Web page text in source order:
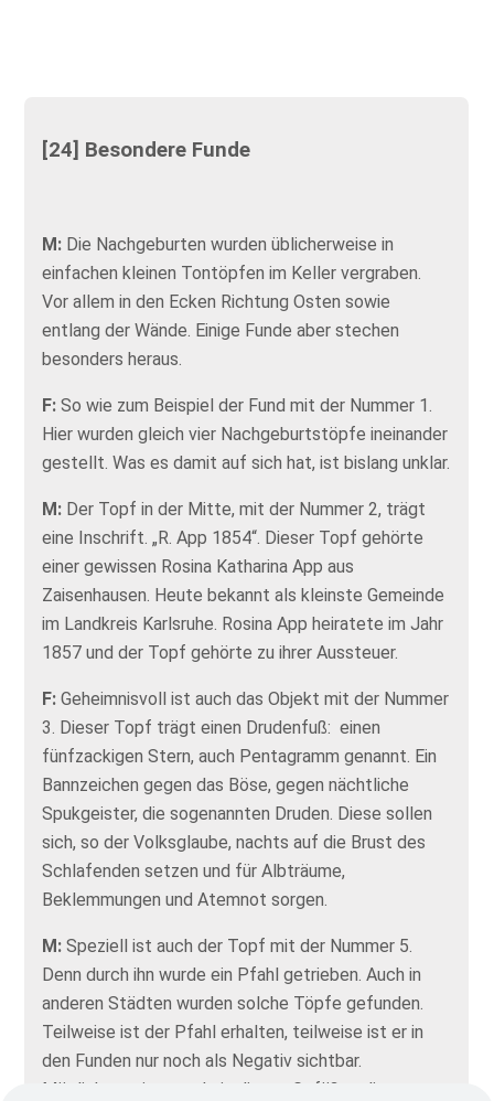
[24] Besondere Funde
M: Die Nachgeburten wurden üblicherweise in
einfachen kleinen Tontöpfen im Keller vergraben.
Vor allem in den Ecken Richtung Osten sowie
entlang der Wände. Einige Funde aber stechen
besonders heraus.
F:So wie zum Beispiel der Fund mit der Nummer 1.
Hier wurden gleich vier Nachgeburtstöpfe ineinander
gestellt. Was es damit auf sich hat, ist bislang unklar.
M: Der Topf in der Mitte, mit der Nummer 2, trägt
eine Inschrift. „R. App 1854“. Dieser Topf gehörte
einer gewissen Rosina Katharina App aus
Zaisenhausen. Heute bekannt als kleinste Gemeinde
im Landkreis Karlsruhe. Rosina App heiratete im Jahr
1857 und der Topf gehörte zu ihrer Aussteuer.
F:Geheimnisvoll ist auch das Objekt mit der Nummer
3. Dieser Topf trägt einen Drudenfuß: einen
fünfzackigen Stern, auch Pentagramm genannt. Ein
Bannzeichen gegen das Böse, gegen nächtliche
Spukgeister, die sogenannten Druden. Diese sollen
sich, so der Volksglaube, nachts auf die Brust des
Schlafenden setzen und für Albträume,
Beklemmungen und Atemnot sorgen.
M:Speziell ist auch der Topf mit der Nummer 5.
Denn durch ihn wurde ein Pfahl getrieben. Auch in
anderen Städten wurden solche Töpfe gefunden.
Teilweise ist der Pfahl erhalten, teilweise ist er in
den Funden nur noch als Negativ sichtbar.
Möglicherweise wurde in diesen Gefäßen die